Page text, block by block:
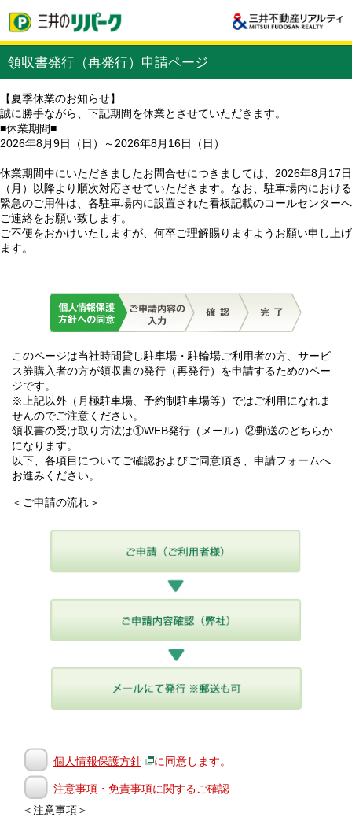
領収書発行（再発行）申請ページ
【夏季休業のお知らせ】
誠に勝手ながら、下記期間を休業とさせていただきます。
■休業期間■
2026年8月9日（日）～2026年8月16日（日）
休業期間中にいただきましたお問合せにつきましては、2026年8月17日
（月）以降より順次対応させていただきます。なお、駐車場内における
緊急のご用件は、各駐車場内に設置された看板記載のコールセンターへ
ご連絡をお願い致します。
ご不便をおかけいたしますが、何卒ご理解賜りますようお願い申し上げ
ます。
このページは当社時間貸し駐車場・駐輪場ご利用者の方、サービ
ス券購入者の方が領収書の発行（再発行）を申請するためのペー
ジです。
※上記以外（月極駐車場、予約制駐車場等）ではご利用になれま
せんのでご注意ください。
領収書の受け取り方法は①WEB発行（メール）②郵送のどちらか
になります。
以下、各項目についてご確認およびご同意頂き、申請フォームへ
お進みください。
＜ご申請の流れ＞
個人情報保護方針 に同意します。
注意事項・免責事項に関するご確認
＜注意事項＞